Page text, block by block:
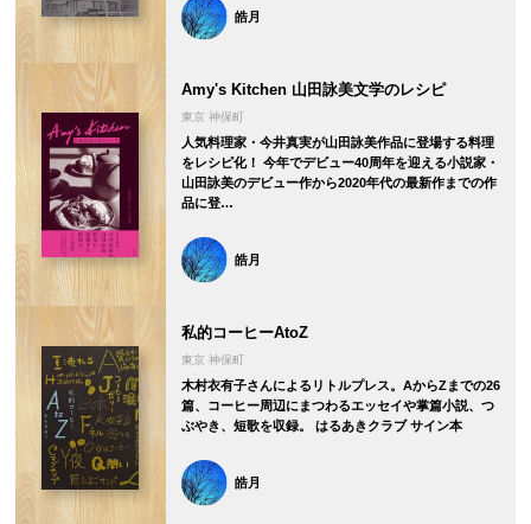
皓月
Amy's Kitchen 山田詠美文学のレシピ
東京 神保町
人気料理家・今井真実が山田詠美作品に登場する料理
をレシピ化！ 今年でデビュー40周年を迎える小説家・
山田詠美のデビュー作から2020年代の最新作までの作
品に登…
皓月
私的コーヒーAtoZ
東京 神保町
木村衣有子さんによるリトルプレス。AからZまでの26
篇、コーヒー周辺にまつわるエッセイや掌篇小説、つ
ぶやき、短歌を収録。 はるあきクラブ サイン本
皓月